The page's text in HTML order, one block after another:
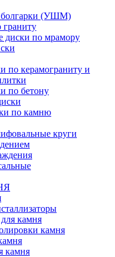
болгарки (УШМ)
граниту
диски по мрамору
по керамограниту и
по бетону
по камню
круги
камня
камня
камня